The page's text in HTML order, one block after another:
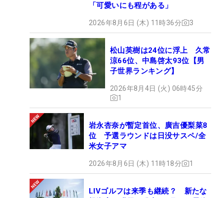
「可愛いにも程がある」
2026年8月6日 (木) 11時36分 3
松山英樹は24位に浮上 久常
涼66位、中島啓太93位【男
子世界ランキング】
2026年8月4日 (火) 06時45分
1
岩永杏奈が暫定首位、廣吉優梨菜8
位 予選ラウンドは日没サスペ/全
米女子アマ
2026年8月6日 (木) 11時18分 1
LIVゴルフは来季も継続？ 新たな